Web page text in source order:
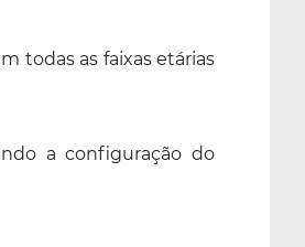
todas as faixas etárias
a configuração do